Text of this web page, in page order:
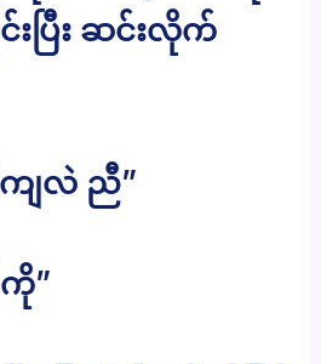
းပြီး ဆင်းလိုက်
ျလဲ ညီ”
ကို”